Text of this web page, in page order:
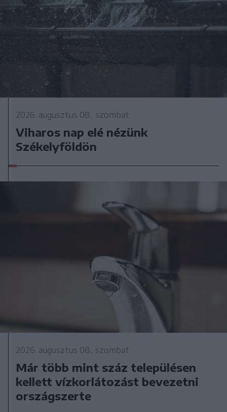
2026. augusztus 08., szombat
Viharos nap elé nézünk
Székelyföldön
2026. augusztus 08., szombat
Már több mint száz településen
kellett vízkorlátozást bevezetni
országszerte